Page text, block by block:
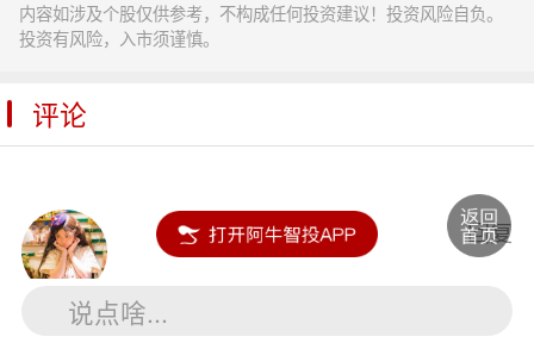
内容如涉及个股仅供参考，不构成任何投资建议！投资风险自负。
投资有风险，入市须谨慎。
评论
少年心气 回复
谢谢
说点啥...